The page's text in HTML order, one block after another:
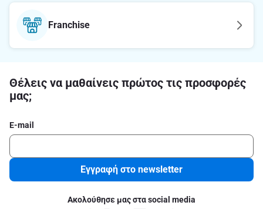
Franchise
Θέλεις να μαθαίνεις πρώτος τις προσφορές
μας;
E-mail
Εγγραφή στο newsletter
Ακολούθησε μας στα social media